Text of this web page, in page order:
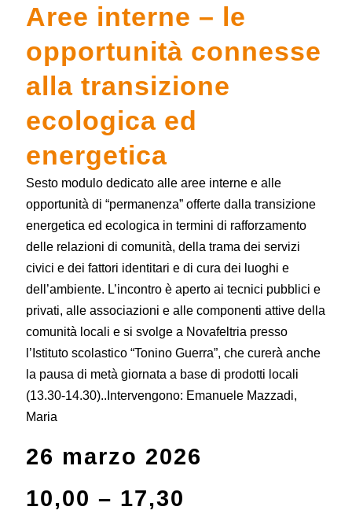
Aree interne – le
opportunità connesse
alla transizione
ecologica ed
energetica
Sesto modulo dedicato alle aree interne e alle
opportunità di “permanenza” offerte dalla transizione
energetica ed ecologica in termini di rafforzamento
delle relazioni di comunità, della trama dei servizi
civici e dei fattori identitari e di cura dei luoghi e
dell’ambiente. L’incontro è aperto ai tecnici pubblici e
privati, alle associazioni e alle componenti attive della
comunità locali e si svolge a Novafeltria presso
l’Istituto scolastico “Tonino Guerra”, che curerà anche
la pausa di metà giornata a base di prodotti locali
(13.30-14.30)..Intervengono: Emanuele Mazzadi,
Maria
26 marzo 2026
10,00 – 17,30